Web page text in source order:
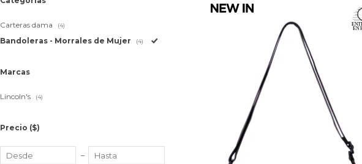
Carteras dama (4)
Bandoleras - Morrales de Mujer (4)
Marcas
Lincoln's (4)
Precio ($)